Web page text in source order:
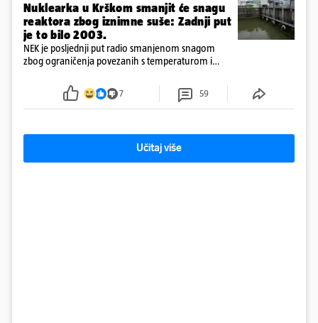
Nuklearka u Krškom smanjit će snagu
reaktora zbog iznimne suše: Zadnji put
je to bilo 2003.
NEK je posljednji put radio smanjenom snagom
zbog ograničenja povezanih s temperaturom i
smanjenje snage bilo potrebno više od 90 dana.
7 59
Učitaj više